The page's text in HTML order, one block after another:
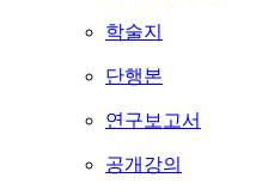
학술지
단행본
연구보고서
공개강의